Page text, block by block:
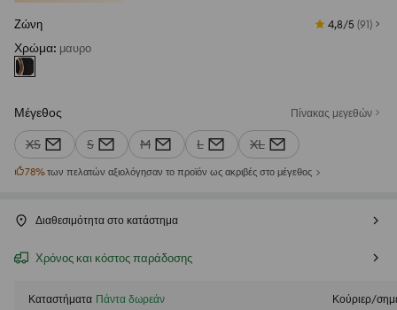
Ζώνη 4,8/5 (91)
Χρώμα: μαυρο
Μέγεθος Πίνακας μεγεθών
XS S M L XL
78%των πελατών αξιολόγησαν το προϊόν ως ακριβές στο μέγεθος
Διαθεσιμότητα στο κατάστημα
Χρόνος και κόστος παράδοσης
Καταστήματα Πάντα δωρεάν
Κούριερ/